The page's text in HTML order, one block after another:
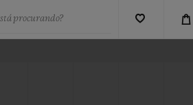
procurando?